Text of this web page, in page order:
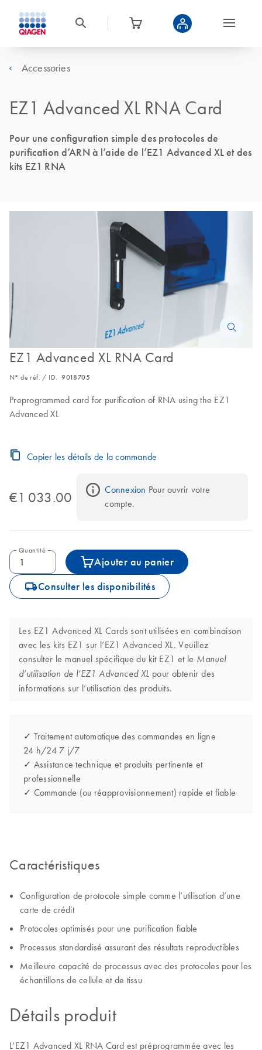
Accessories
EZ1 Advanced XL RNA Card
Pour une configuration simple des protocoles de
purification d’ARN à l’aide de l’EZ1 Advanced XL et des
kits EZ1 RNA
EZ1 Advanced XL RNA Card
N° de réf. / ID.9018705
Preprogrammed card for purification of RNA using the EZ1
Advanced XL
Copier les détails de la commande
€1 033.00 Connexion Pour ouvrir votre
compte.
Quantité
Ajouter au panier
icon_0062_deliver-s Consulter les disponibilités
Les EZ1 Advanced XL Cards sont utilisées en combinaison
avec les kits EZ1 sur l’EZ1 Advanced XL. Veuillez
consulter le manuel spécifique du kit EZ1 et le Manuel
d’utilisation de l’EZ1 Advanced XL pour obtenir des
informations sur l’utilisation des produits.
✓ Traitement automatique des commandes en ligne
24 h/24 7 j/7
✓ Assistance technique et produits pertinente et
professionnelle
✓ Commande (ou réapprovisionnement) rapide et fiable
Caractéristiques
Configuration de protocole simple comme l’utilisation d’une
carte de crédit
Protocoles optimisés pour une purification fiable
Processus standardisé assurant des résultats reproductibles
Meilleure capacité de processus avec des protocoles pour les
échantillons de cellule et de tissu
Détails produit
L’EZ1 Advanced XL RNA Card est préprogrammée avec les